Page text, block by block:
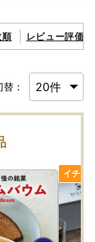
続きをスマホ
ますのでご確
遷移先サイト
順 レビュー評価順
：